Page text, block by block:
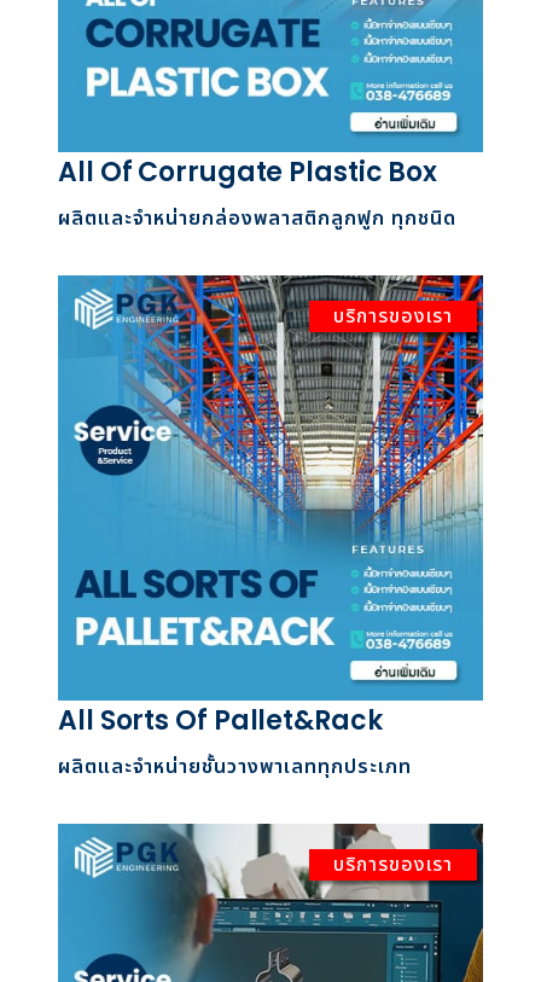
All Of Corrugate Plastic Box
ผลิตและจำหน่ายกล่องพลาสติกลูกฟูก ทุกชนิด
บริการของเรา
All Sorts Of Pallet&Rack
ผลิตและจำหน่ายชั้นวางพาเลททุกประเภท
บริการของเรา